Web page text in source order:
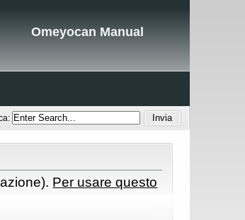
Omeyocan Manual
Per usare questo